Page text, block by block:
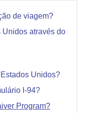
de viagem?
Unidos através do
Unidos?
I-94?
Program?